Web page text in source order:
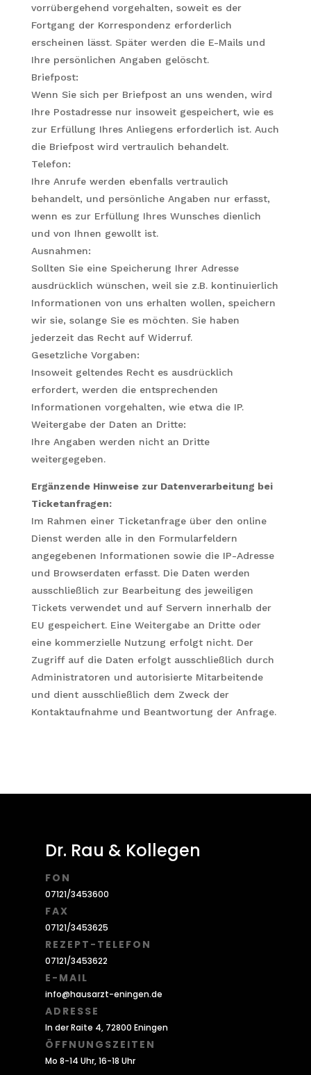
vorrübergehend vorgehalten, soweit es der
Fortgang der Korrespondenz erforderlich
erscheinen lässt. Später werden die E-Mails und
Ihre persönlichen Angaben gelöscht.
Briefpost:
Wenn Sie sich per Briefpost an uns wenden, wird
Ihre Postadresse nur insoweit gespeichert, wie es
zur Erfüllung Ihres Anliegens erforderlich ist. Auch
die Briefpost wird vertraulich behandelt.
Telefon:
Ihre Anrufe werden ebenfalls vertraulich
behandelt, und persönliche Angaben nur erfasst,
wenn es zur Erfüllung Ihres Wunsches dienlich
und von Ihnen gewollt ist.
Ausnahmen:
Sollten Sie eine Speicherung Ihrer Adresse
ausdrücklich wünschen, weil sie z.B. kontinuierlich
Informationen von uns erhalten wollen, speichern
wir sie, solange Sie es möchten. Sie haben
jederzeit das Recht auf Widerruf.
Gesetzliche Vorgaben:
Insoweit geltendes Recht es ausdrücklich
erfordert, werden die entsprechenden
Informationen vorgehalten, wie etwa die IP.
Weitergabe der Daten an Dritte:
Ihre Angaben werden nicht an Dritte
weitergegeben.
Ergänzende Hinweise zur Datenverarbeitung bei
Ticketanfragen:
Im Rahmen einer Ticketanfrage über den online
Dienst werden alle in den Formularfeldern
angegebenen Informationen sowie die IP-Adresse
und Browserdaten erfasst. Die Daten werden
ausschließlich zur Bearbeitung des jeweiligen
Tickets verwendet und auf Servern innerhalb der
EU gespeichert. Eine Weitergabe an Dritte oder
eine kommerzielle Nutzung erfolgt nicht. Der
Zugriff auf die Daten erfolgt ausschließlich durch
Administratoren und autorisierte Mitarbeitende
und dient ausschließlich dem Zweck der
Kontaktaufnahme und Beantwortung der Anfrage.
Dr. Rau & Kollegen
FON
07121/3453600
FAX
07121/3453625
REZEPT-TELEFON
07121/3453622
E-MAIL
info@hausarzt-eningen.de
ADRESSE
In der Raite 4, 72800 Eningen
ÖFFNUNGSZEITEN
Mo 8-14 Uhr, 16-18 Uhr